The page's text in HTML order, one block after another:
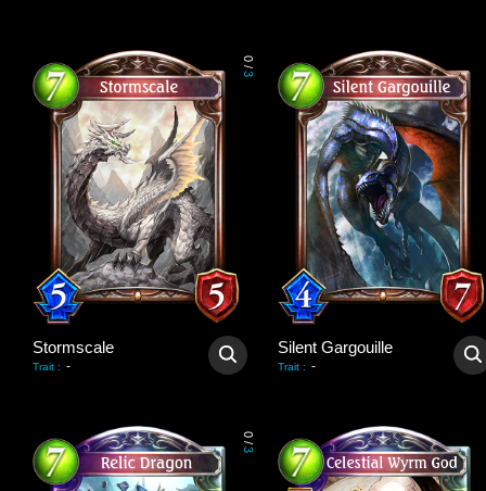
0
/
3
Stormscale
Trait : -
Silent Gargouille
Trait : -
0
/
3